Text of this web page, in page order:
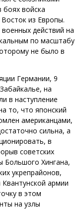
боях войска
из Европы.
действий на
по масштабу
не было в
Германии, 9
на
в наступление
то, что японский
американцами,
сильна, а
в
советских
Большого Хингана,
укрепрайонов,
армии
в этом
на узлы